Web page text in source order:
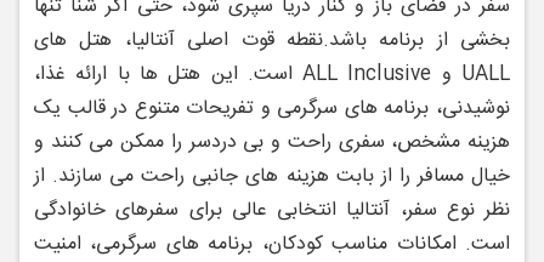
بخشی از برنامه باشد.نقطه قوت اصلی آنتالیا، هتل‌ های
UALL و ALL Inclusive است. این هتل‌ ها با ارائه غذا،
نوشیدنی، برنامه‌ های سرگرمی و تفریحات متنوع در قالب یک
هزینه مشخص، سفری راحت و بی‌ دردسر را ممکن می ‌کنند و
خیال مسافر را از بابت هزینه‌ های جانبی راحت می‌ سازند. از
نظر نوع سفر، آنتالیا انتخابی عالی برای سفرهای خانوادگی
است. امکانات مناسب کودکان، برنامه‌ های سرگرمی، امنیت